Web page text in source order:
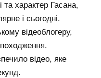
та характер Гасана,
і сьогодні.
відеоблогеру,
відео, яке